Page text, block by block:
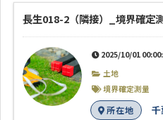
長生018-2（隣接）_境界確定
2025/10/01
土地
境界確定測量
所在地